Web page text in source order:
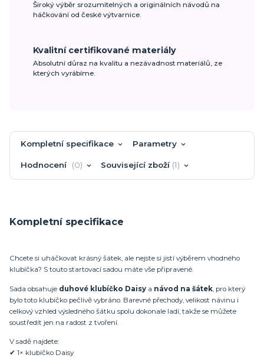
Široký výběr srozumitelných a originálních návodů na
háčkování od české výtvarnice.
Kvalitní certifikované materiály
Absolutní důraz na kvalitu a nezávadnost materiálů, ze
kterých vyrábíme.
Kompletní specifikace Parametry
Hodnocení 0 Související zboží 1
Kompletní specifikace
Chcete si uháčkovat krásný šátek, ale nejste si jistí výběrem vhodného
klubíčka? S touto startovací sadou máte vše připravené.
Sada obsahuje duhové klubíčko Daisy a návod na šátek , pro který
bylo toto klubíčko pečlivě vybráno. Barevné přechody, velikost návinu i
celkový vzhled výsledného šátku spolu dokonale ladí, takže se můžete
soustředit jen na radost z tvoření.
V sadě najdete:
✔ 1× klubíčko Daisy